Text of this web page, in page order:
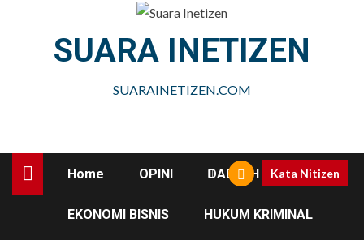
SUARA INETIZEN
SUARAINETIZEN.COM
Home OPINI DAERAH
EKONOMI BISNIS HUKUM KRIMINAL
Kata Nitizen